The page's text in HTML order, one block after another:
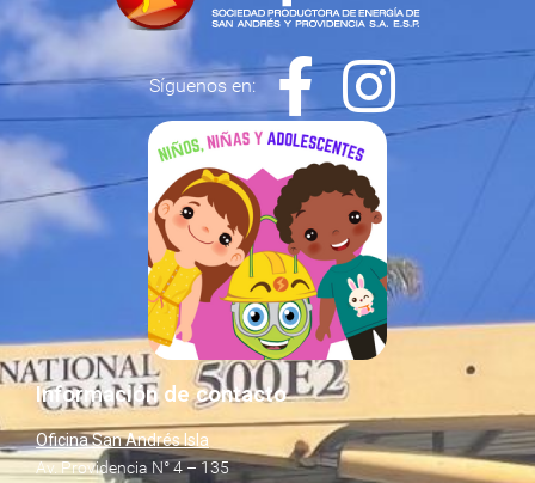
Síguenos en:
Información de contacto
Oficina San Andrés Isla
Av. Providencia N° 4 – 135